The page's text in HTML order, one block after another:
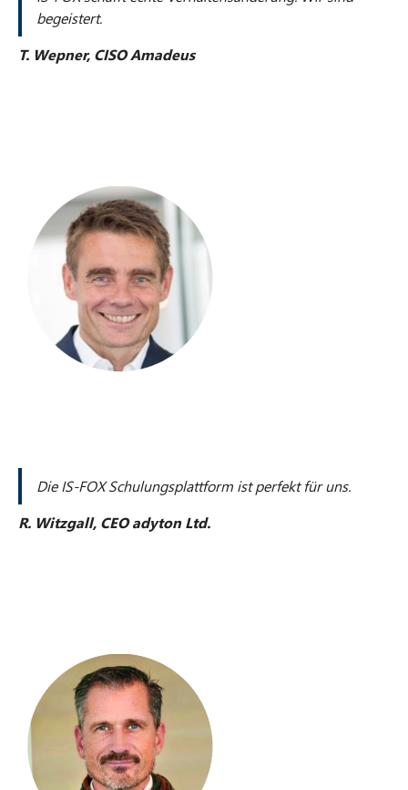
begeistert.
T. Wepner, CISO Amadeus
Die IS-FOX Schulungsplattform ist perfekt für uns.
R. Witzgall, CEO adyton Ltd.